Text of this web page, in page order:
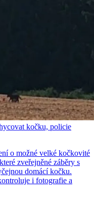
kočku, policie
o možné velké kočkovité
zveřejněné záběry s
domácí kočku.
i fotografie a